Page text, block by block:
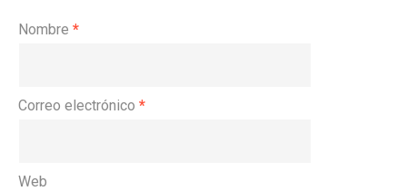
Nombre *
Correo electrónico *
Web